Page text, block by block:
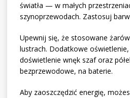
światła — w małych
szynoprzewodach. Zastosuj
Upewnij się, że stosowane
lustrach. Dodatkowe
doświetlenie wnęk szaf oraz
bezprzewodowe, na baterie.
Aby zaoszczędzić energię,